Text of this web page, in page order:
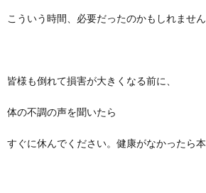
こういう時間、必要だったのかもしれません
皆様も倒れて損害が大きくなる前に、
体の不調の声を聞いたら
すぐに休んでください。健康がなかったら